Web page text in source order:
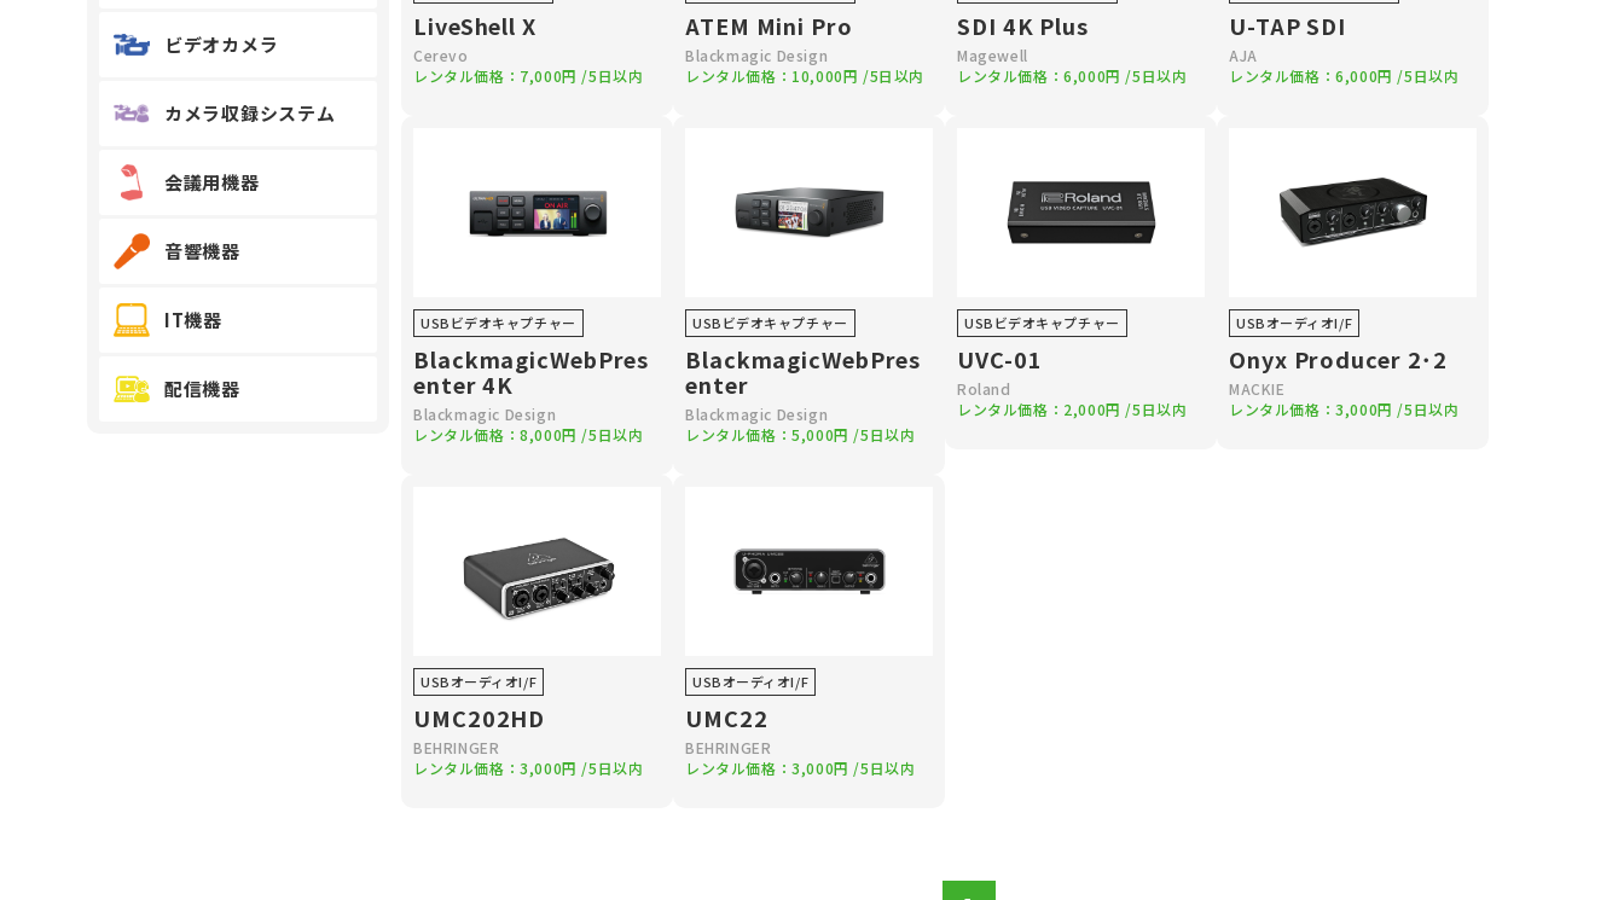
ビデオカメラ
カメラ収録システム
会議用機器
音響機器
IT機器
配信機器
LiveShell X
Cerevo
レンタル価格： 7,000円 /5日以内
ATEM Mini Pro
Blackmagic Design
レンタル価格： 10,000円 /5日以内
SDI 4K Plus
Magewell
レンタル価格：6,000円 /5日以内
U-TAP SDI
AJA
レンタル価格：6,000円 /5日以内
USBビデオキャプチャー
BlackmagicWebPres
enter 4K
Blackmagic Design
レンタル価格：8,000円 /5日以内
USBビデオキャプチャー
BlackmagicWebPres
enter
Blackmagic Design
レンタル価格：5,000円 /5日以内
USBビデオキャプチャー
UVC-01
Roland
レンタル価格： 2,000円 /5日以内
USBオーディオI/F
Onyx Producer 2･2
MACKIE
レンタル価格：3,000円 /5日以内
USBオーディオI/F
UMC202HD
BEHRINGER
レンタル価格：3,000円 /5日以内
USBオーディオI/F
UMC22
BEHRINGER
レンタル価格：3,000円 /5日以内